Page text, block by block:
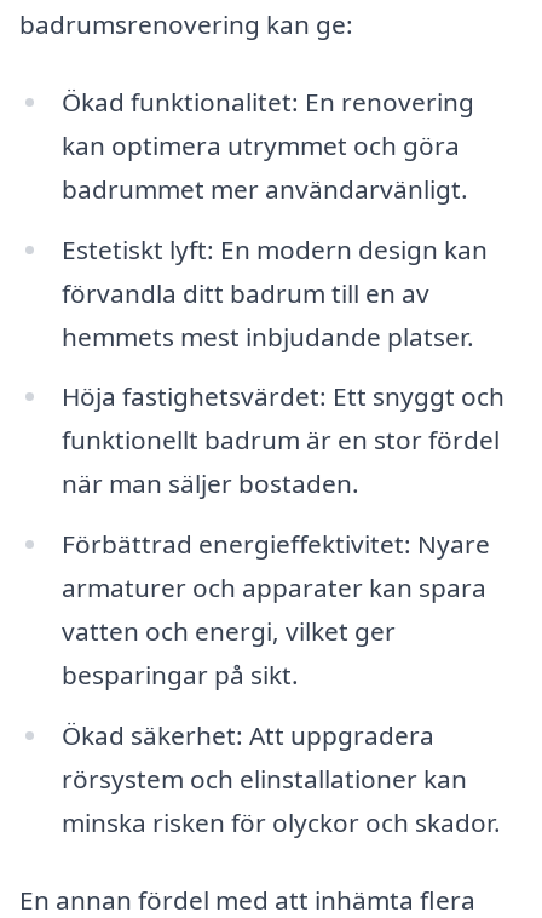
badrumsrenovering kan ge:
Ökad funktionalitet: En renovering
kan optimera utrymmet och göra
badrummet mer användarvänligt.
Estetiskt lyft: En modern design kan
förvandla ditt badrum till en av
hemmets mest inbjudande platser.
Höja fastighetsvärdet: Ett snyggt och
funktionellt badrum är en stor fördel
när man säljer bostaden.
Förbättrad energieffektivitet: Nyare
armaturer och apparater kan spara
vatten och energi, vilket ger
besparingar på sikt.
Ökad säkerhet: Att uppgradera
rörsystem och elinstallationer kan
minska risken för olyckor och skador.
En annan fördel med att in­hämta flera